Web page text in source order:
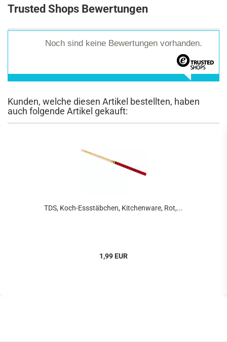
Trusted Shops Bewertungen
Noch sind keine Bewertungen vorhanden.
Kunden, welche diesen Artikel bestellten, haben
auch folgende Artikel gekauft:
TDS, Koch-Essstäbchen, Kitchenware, Rot,...
1,99 EUR